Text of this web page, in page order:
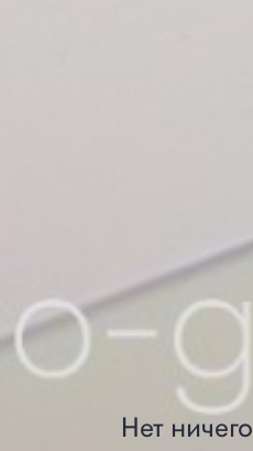
​Нет ничего